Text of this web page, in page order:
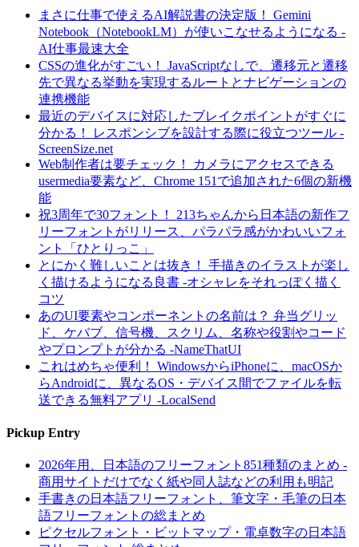
まさに仕事で使えるAI解説書の決定版！ Gemini
Notebook（NotebookLM）が使いこなせるようになる -
AI仕事最速大全
CSSの進化がすごい！ JavaScriptなしで、遷移元と遷移
先で異なる挙動を実現するルートとナビゲーションの
連携機能
最近のデバイスに対応したブレイクポイントがすぐに
分かる！ レスポンシブを設計する際に役立つツール -
ScreenSize.net
Web制作者は要チェック！ カメラにアクセスできる
usermedia要素など、Chrome 151で追加された6個の新機
能
祝3周年で30フォント！ 213ちゃんから日本語の新作フ
リーフォントがリリース、パラパラ感がかわいいフォ
ント「ひとりっこ」
とにかく難しいことは抜き！ 手描きのイラストが楽し
く描けるようになる良書 -オシャレをそれっぽく描く
コツ
あのUI要素やコンポーネントの名前は？ 弁当グリッ
ド、ケバブ、信号機、スクリム、名称や役割やコード
やプロンプトが分かる -NameThatUI
これはめちゃ便利！ WindowsからiPhoneに、macOSか
らAndroidに、異なるOS・デバイス間でファイルを転
送できる無料アプリ -LocalSend
Pickup Entry
2026年用、日本語のフリーフォント851種類のまとめ -
商用サイトだけでなく紙や同人誌などの利用も明記
手書きの日本語フリーフォント、筆文字・毛筆の日本
語フリーフォントの総まとめ
ピクセルフォント・ビットマップ・電卓数字の日本語